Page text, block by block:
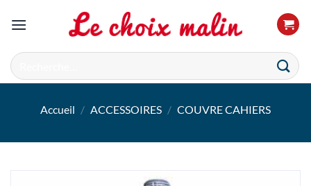
Recherche
pour :
Accueil / ACCESSOIRES / COUVRE CAHIERS